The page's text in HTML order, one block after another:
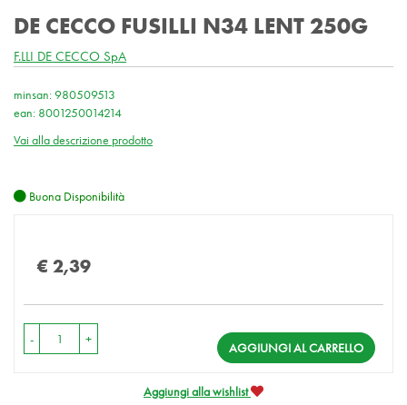
DE CECCO FUSILLI N34 LENT 250G
F.LLI DE CECCO SpA
minsan: 980509513
ean: 8001250014214
Vai alla descrizione prodotto
Buona Disponibilità
€ 2,39
- +
AGGIUNGI AL CARRELLO
Aggiungi alla wishlist